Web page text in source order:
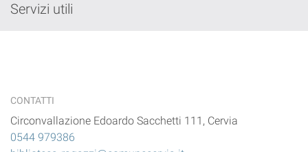
Servizi utili
CONTATTI
Circonvallazione Edoardo Sacchetti 111, Cervia
0544 979386